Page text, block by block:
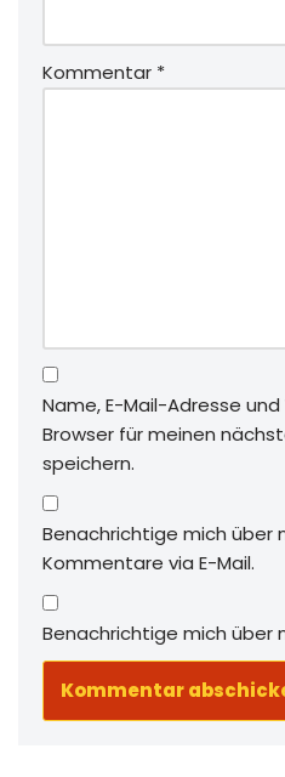
Kommentar *
Name, E-Mail-Adresse
Browser für meinen
speichern.
Benachrichtige mich über
Kommentare via E-Mail.
Benachrichtige mich über